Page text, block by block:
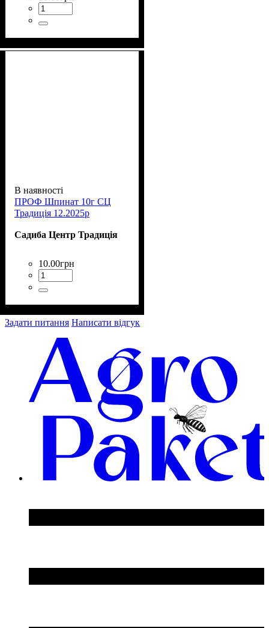
В наявності
ПРОФ Шпинат 10г СЦ
Традиція 12.2025р
Садиба Центр Традиція
10.00грн
Задати питання Написати відгук